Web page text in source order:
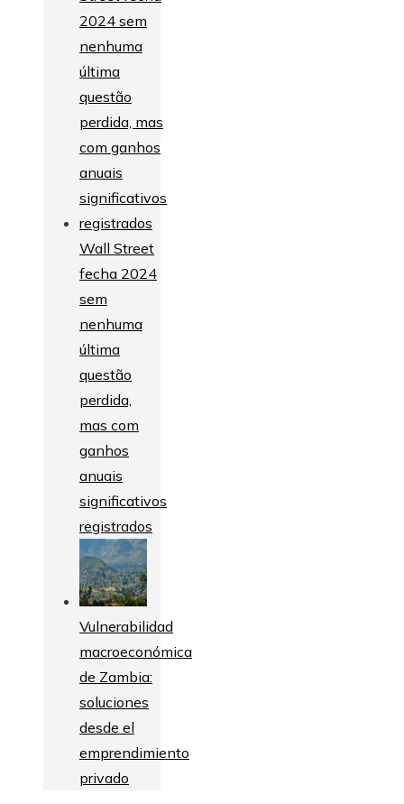
Wall Street
fecha 2024
sem
nenhuma
última
questão
perdida,
mas com
ganhos
anuais
significativos
registrados
Vulnerabilidad
macroeconómica
de Zambia:
soluciones
desde el
emprendimiento
privado